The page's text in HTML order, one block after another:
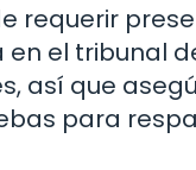
requerir
el tribunal
así que
para